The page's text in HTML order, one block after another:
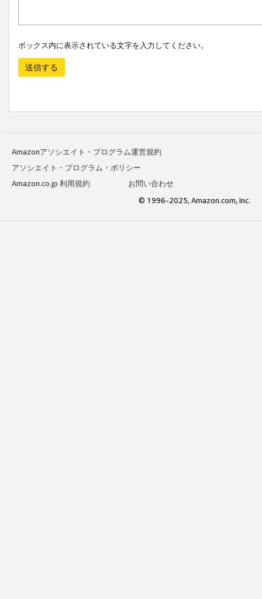
ボックス内に表示されている文字を入力してください。
送信する
Amazonアソシエイト・プログラム運営規約
アソシエイト・プログラム・ポリシー
Amazon.co.jp 利用規約
お問い合わせ
© 1996-2025, Amazon.com, Inc.